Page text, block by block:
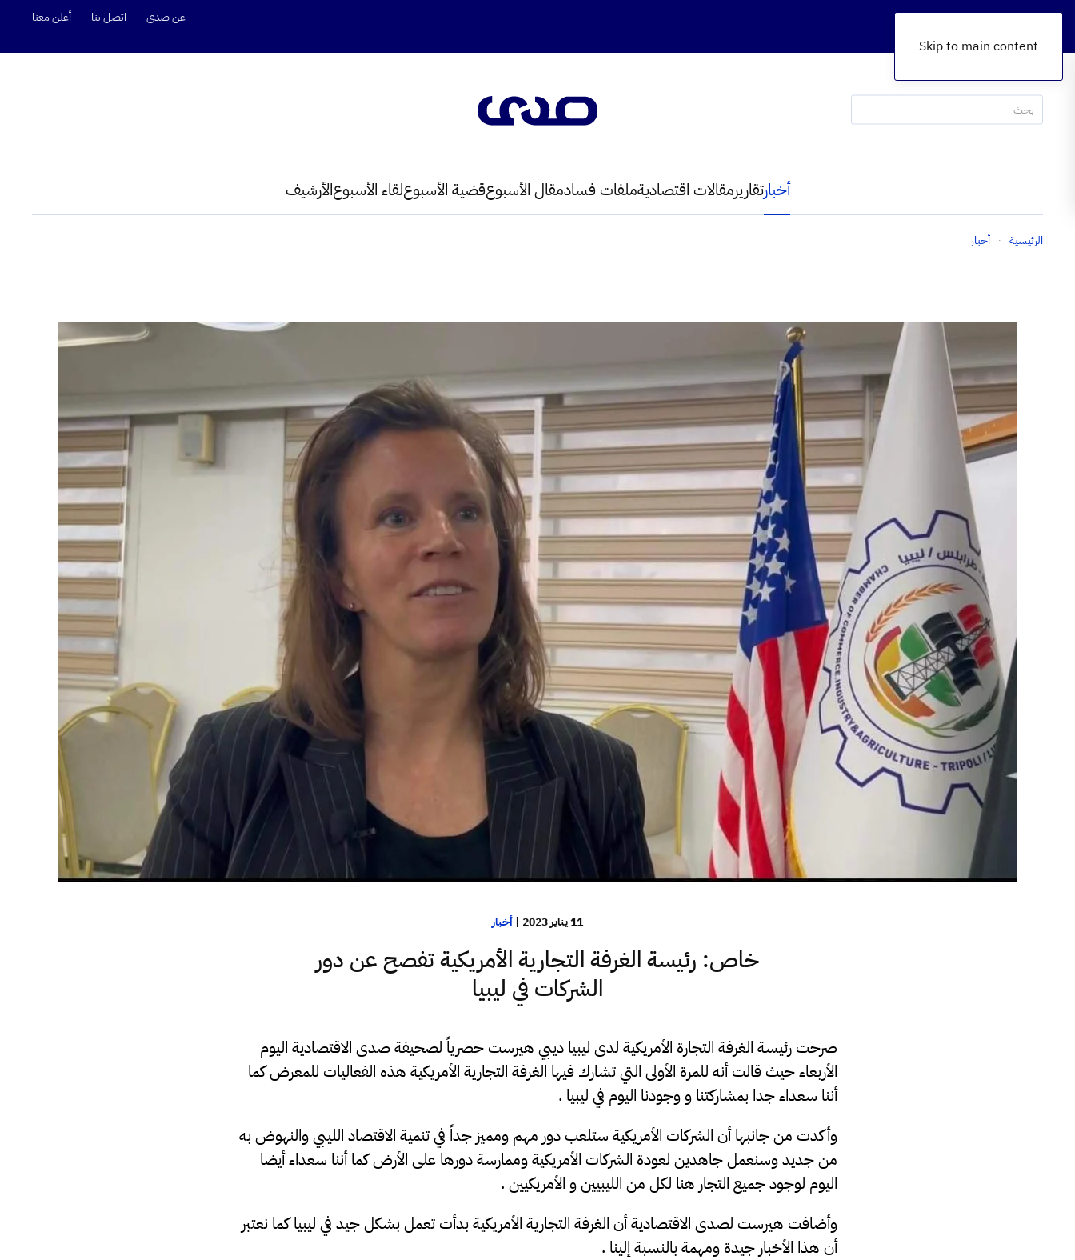
Skip to main content
عن صدى اتصل بنا أعلن معنا
أخبارتقاريرمقالات اقتصاديةملفات فسادمقال الأسبوعقضية الأسبوعلقاء الأسبوعالأرشيف
الرئيسية أخبار
11 يناير 2023 | أخبار
خاص: رئيسة الغرفة التجارية الأمريكية تفصح عن دور
الشركات في ليبيا
صرحت رئيسة الغرفة التجارة الأمريكية لدى ليبيا ديبي هيرست حصرياً لصحيفة صدى الاقتصادية اليوم
الأربعاء حيث قالت أنه للمرة الأولى التي تشارك فيها الغرفة التجارية الأمريكية هذه الفعاليات للمعرض كما
أننا سعداء جدا بمشاركتنا و وجودنا اليوم في ليبيا .
وأكدت من جانبها أن الشركات الأمريكية ستلعب دور مهم ومميز جداً في تنمية الاقتصاد الليبي والنهوض به
من جديد وسنعمل جاهدين لعودة الشركات الأمريكية وممارسة دورها على الأرض كما أننا سعداء أيضا
اليوم لوجود جميع التجار هنا لكل من الليبيين و الأمريكيين .
وأضافت هيرست لصدى الاقتصادية أن الغرفة التجارية الأمريكية بدأت تعمل بشكل جيد في ليبيا كما نعتبر
أن هذا الأخبار جيدة ومهمة بالنسبة إلينا .